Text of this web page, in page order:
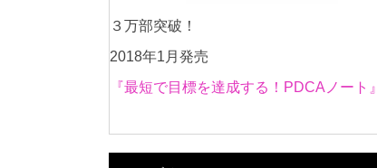
３万部突破！
2018年1月発売
『最短で目標を達成する！PDCAノート』